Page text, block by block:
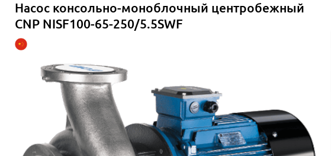
Насос консольно-моноблочный центробежный
CNP NISF100-65-250/5.5SWF